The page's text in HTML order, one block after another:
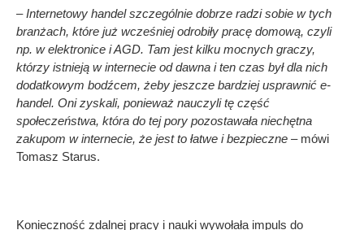
– Internetowy handel szczególnie dobrze radzi sobie w tych
branżach, które już wcześniej odrobiły pracę domową, czyli
np. w elektronice i AGD. Tam jest kilku mocnych graczy,
którzy istnieją w internecie od dawna i ten czas był dla nich
dodatkowym bodźcem, żeby jeszcze bardziej usprawnić e-
handel. Oni zyskali, ponieważ nauczyli tę część
społeczeństwa, która do tej pory pozostawała niechętna
zakupom w internecie, że jest to łatwe i bezpieczne –mówi
Tomasz Starus.
Konieczność zdalnej pracy i nauki wywołała impuls do